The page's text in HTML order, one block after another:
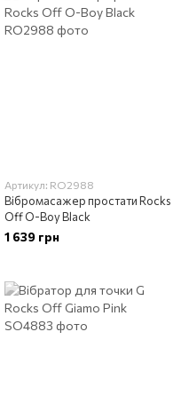
Артикул: RO2988
Вібромасажер простати Rocks
Off O-Boy Black
1 639 грн